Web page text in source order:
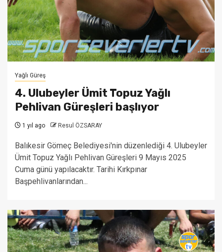
Yağlı Güreş
4. Ulubeyler Ümit Topuz Yağlı
Pehlivan Güreşleri başlıyor
1 yıl ago Resul ÖZSARAY
Balıkesir Gömeç Belediyesi'nin düzenlediği 4. Ulubeyler
Ümit Topuz Yağlı Pehlivan Güreşleri 9 Mayıs 2025
Cuma günü yapılacaktır. Tarihi Kırkpınar
Başpehlivanlarından...